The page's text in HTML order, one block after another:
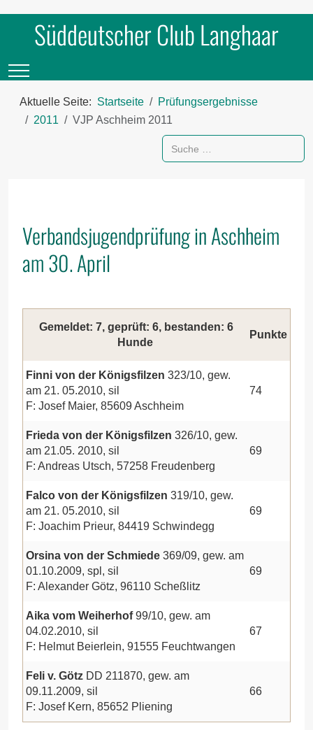
Süddeutscher Club Langhaar
Mobile Menu Toggle
Aktuelle Seite: Startseite
Prüfungsergebnisse
2011
VJP Aschheim 2011
Suchen
Verbandsjugendprüfung in Aschheim
am 30. April
Gemeldet: 7, geprüft: 6, bestanden: 6
Hunde
Punkte
Finni von der Königsfilzen 323/10, gew.
am 21. 05.2010, sil
F: Josef Maier, 85609 Aschheim
74
Frieda von der Königsfilzen 326/10, gew.
am 21.05. 2010, sil
F: Andreas Utsch, 57258 Freudenberg
69
Falco von der Königsfilzen 319/10, gew.
am 21. 05.2010, sil
F: Joachim Prieur, 84419 Schwindegg
69
Orsina von der Schmiede 369/09, gew. am
01.10.2009, spl, sil
F: Alexander Götz, 96110 Scheßlitz
69
Aika vom Weiherhof99/10, gew. am
04.02.2010, sil
F: Helmut Beierlein, 91555 Feuchtwangen
67
Feli v. Götz DD 211870, gew. am
09.11.2009, sil
F: Josef Kern, 85652 Pliening
66